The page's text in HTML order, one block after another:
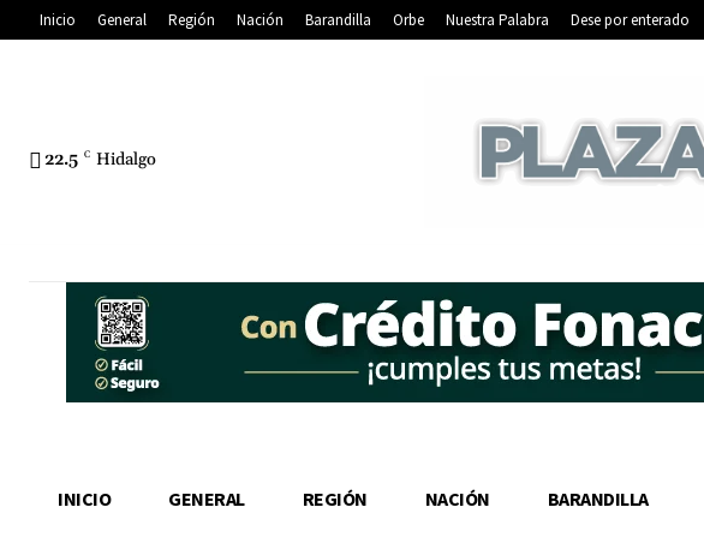
Inicio General Región Nación Barandilla Orbe Nuestra Palabra Dese por enterado
22.5 C Hidalgo
INICIO GENERAL REGIÓN NACIÓN BARANDILLA